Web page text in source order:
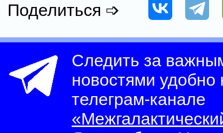
Поделиться ➩
Следить за
новостями
телеграм-канале